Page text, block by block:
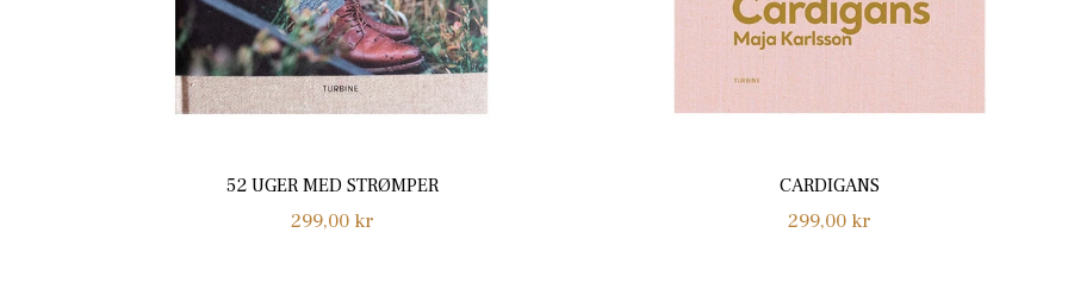
52 UGER MED STRØMPER
Normalpris
299,00 kr
CARDIGANS
Normalpris
299,00 kr